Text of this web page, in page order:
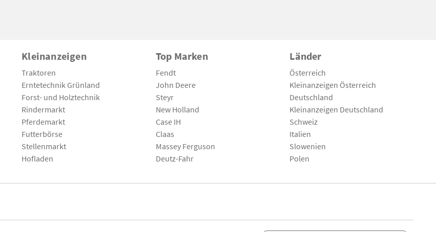
Kleinanzeigen
Traktoren
Erntetechnik Grünland
Forst- und Holztechnik
Rindermarkt
Pferdemarkt
Futterbörse
Stellenmarkt
Hofladen
Top Marken
Fendt
John Deere
Steyr
New Holland
Case IH
Claas
Massey Ferguson
Deutz-Fahr
Länder
Österreich
Kleinanzeigen Österreich
Deutschland
Kleinanzeigen Deutschland
Schweiz
Italien
Slowenien
Polen